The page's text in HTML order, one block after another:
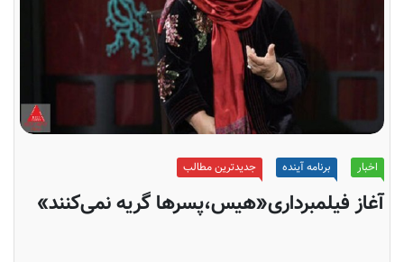
اخبار برنامه آینده جدیدترین مطالب
آغاز فیلمبرداری«هیس،پسرها گریه نمی‌کنند»